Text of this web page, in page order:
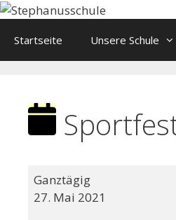
Springe
InhaltStartseite Unsere Schule
Sportfest
(Ersatztermin:
Ganztägig
27. Mai 2021